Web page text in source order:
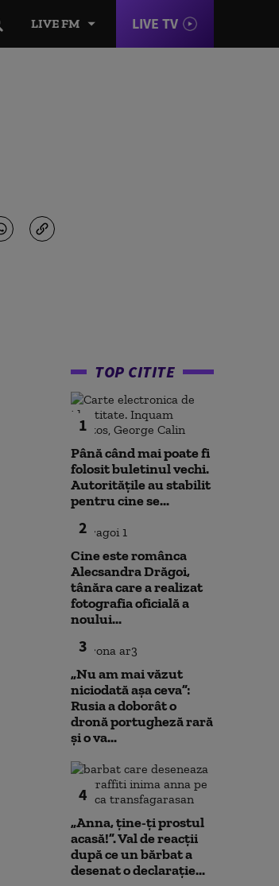
LIVE FM LIVE TV
TOP CITITE
1
Până când mai poate fi
folosit buletinul vechi.
Autoritățile au stabilit
pentru cine se...
2
Cine este românca
Alecsandra Drăgoi,
tânăra care a realizat
fotografia oficială a
noului...
3
„Nu am mai văzut
niciodată așa ceva”:
Rusia a doborât o
dronă portugheză rară
și o va...
4
„Anna, ţine-ţi prostul
acasă!”. Val de reacții
după ce un bărbat a
desenat o declarație...